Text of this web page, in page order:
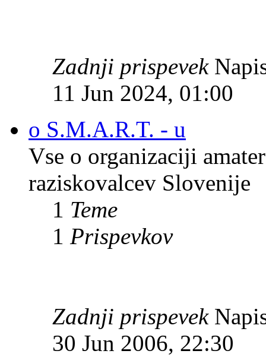
Zadnji prispevek
11 Jun 2024, 01:00
o S.M.A.R.T. - u
Vse o organizaciji
raziskovalcev Slovenije
1 Teme
1 Prispevkov
Zadnji prispevek
30 Jun 2006, 22:30